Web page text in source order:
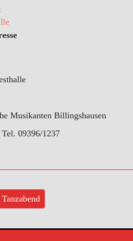
Musikanten Billingshausen
09396/1237